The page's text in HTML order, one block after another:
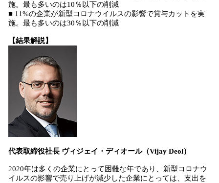
す
施。最も多いのは10％以下の削減
■ 11%の企業が新型コロナウイルスの影響で賞与カットを実
施。最も多いのは30％以下の削減
【結果解説】
代表取締役社長 ヴィジェイ・ディオール（Vijay Deol）
2020年は多くの企業にとって困難な年であり、新型コロナウ
イルスの影響で売り上げが減少した企業にとっては、支出を